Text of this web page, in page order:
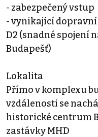
- zabezpečený vstup
- vynikající dopravní
D2 (snadné spojení
Budapešť)
Lokalita
Přímo v komplexu
vzdálenosti se
historické centrum
zastávky MHD